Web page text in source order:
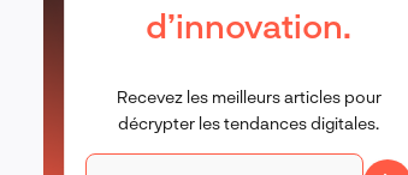
d’innovation.
Recevez les meilleurs articles pour
décrypter les tendances digitales.